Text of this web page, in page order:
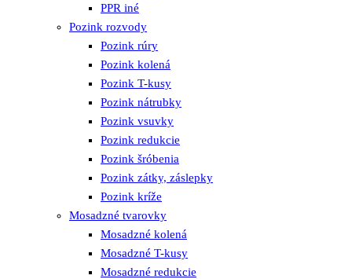
PPR iné
Pozink rozvody
Pozink rúry
Pozink kolená
Pozink T-kusy
Pozink nátrubky
Pozink vsuvky
Pozink redukcie
Pozink šróbenia
Pozink zátky, záslepky
Pozink kríže
Mosadzné tvarovky
Mosadzné kolená
Mosadzné T-kusy
Mosadzné redukcie